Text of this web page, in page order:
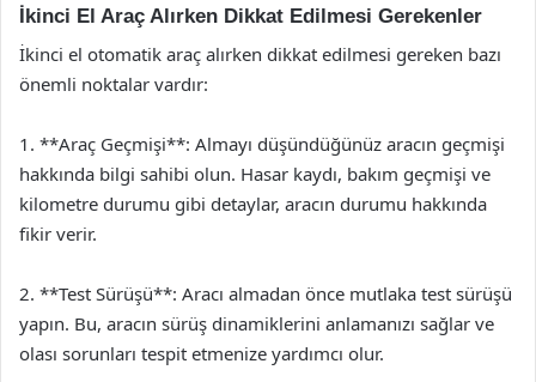
İkinci El Araç Alırken Dikkat Edilmesi Gerekenler
İkinci el otomatik araç alırken dikkat edilmesi gereken bazı
önemli noktalar vardır:
1. **Araç Geçmişi**: Almayı düşündüğünüz aracın geçmişi
hakkında bilgi sahibi olun. Hasar kaydı, bakım geçmişi ve
kilometre durumu gibi detaylar, aracın durumu hakkında
fikir verir.
2. **Test Sürüşü**: Aracı almadan önce mutlaka test sürüşü
yapın. Bu, aracın sürüş dinamiklerini anlamanızı sağlar ve
olası sorunları tespit etmenize yardımcı olur.